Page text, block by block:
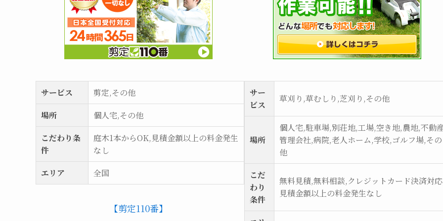
サービス
剪定,その他
場所
個人宅,その他
こだわり条
件
庭木1本からOK,見積金額以上の料金発生
なし
エリア
全国
【剪定110番】
サー
ビス
草刈り,草むしり,芝刈り,その他
場所
個人宅,駐車場,別荘地,工場,空き地,農地,不動
管理会社,病院,老人ホーム,学校,ゴルフ場,その
他
こだ
わり
条件
無料見積,無料相談,クレジットカード決済対
見積金額以上の料金発生なし